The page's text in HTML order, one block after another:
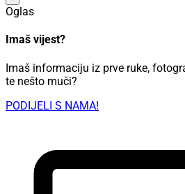
Oglas
Imaš vijest?
Imaš informaciju iz prve ruke,
te nešto muči?
PODIJELI S NAMA!